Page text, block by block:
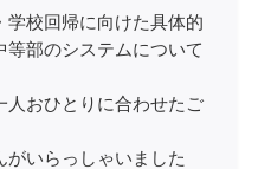
学校回帰に向けた具体的
等部のシステムについて
人おひとりに合わせたご
がいらっしゃいました